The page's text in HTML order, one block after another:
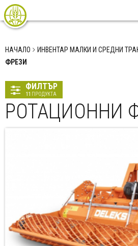
НАЧАЛО ИНВЕНТАР МАЛКИ И СРЕДНИ
ФРЕЗИ
ФИЛТЪР
11 ПРОДУКТА
РОТАЦИОННИ